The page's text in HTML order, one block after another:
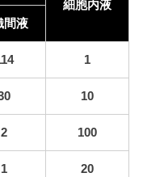
細胞内液
間液
1
10
2 100
1 20